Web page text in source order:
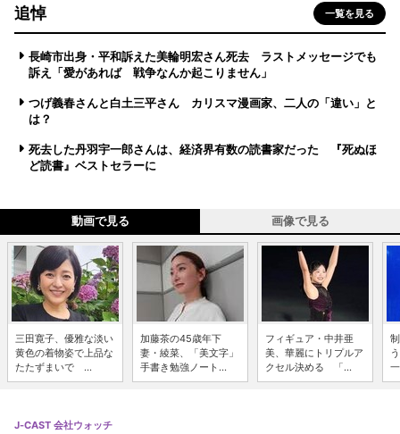
追悼 一覧を見る
長崎市出身・平和訴えた美輪明宏さん死去 ラストメッセージでも
訴え「愛があれば 戦争なんか起こりません」
つげ義春さんと白土三平さん カリスマ漫画家、二人の「違い」と
は？
死去した丹羽宇一郎さんは、経済界有数の読書家だった 『死ぬほ
ど読書』ベストセラーに
動画で見る 画像で見る
三田寛子、優雅な淡い
黄色の着物姿で上品な
たたずまいで ...
加藤茶の45歳年下
妻・綾菜、「美文字」
手書き勉強ノート...
フィギュア・中井亜
美、華麗にトリプルア
クセル決める 「...
J-CAST 会社ウォッチ